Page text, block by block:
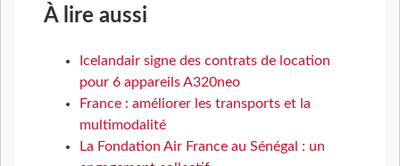
À lire aussi
Icelandair signe des contrats de location
pour 6 appareils A320neo
France : améliorer les transports et la
multimodalité
La Fondation Air France au Sénégal : un